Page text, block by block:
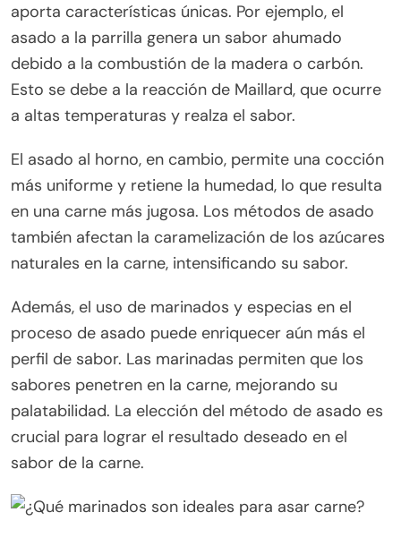
aporta características únicas. Por ejemplo, el
asado a la parrilla genera un sabor ahumado
debido a la combustión de la madera o carbón.
Esto se debe a la reacción de Maillard, que ocurre
a altas temperaturas y realza el sabor.
El asado al horno, en cambio, permite una cocción
más uniforme y retiene la humedad, lo que resulta
en una carne más jugosa. Los métodos de asado
también afectan la caramelización de los azúcares
naturales en la carne, intensificando su sabor.
Además, el uso de marinados y especias en el
proceso de asado puede enriquecer aún más el
perfil de sabor. Las marinadas permiten que los
sabores penetren en la carne, mejorando su
palatabilidad. La elección del método de asado es
crucial para lograr el resultado deseado en el
sabor de la carne.